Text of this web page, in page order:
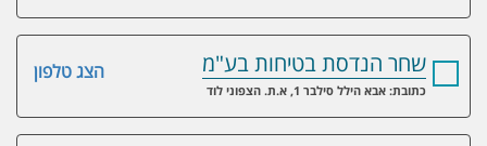
הצג טלפון שחר הנדסת בטיחות בע"מ
כתובת: אבא הילל סילבר 1, א.ת. הצפוני לוד